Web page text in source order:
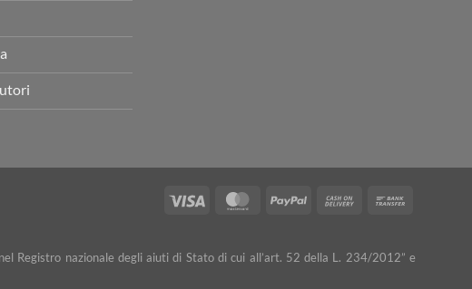
Visa MasterCardPayPal
Cash
Registro nazionale degli aiuti di Stato di cui all’art. 52 della L. 234/2012” e